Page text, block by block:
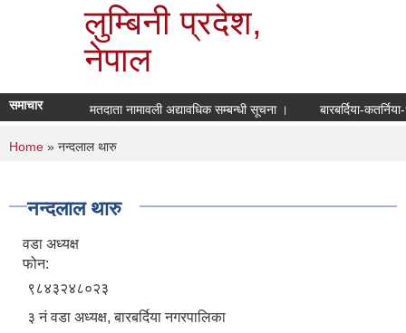
लुम्बिनी प्रदेश,
नेपाल
समाचार मतदाता नामावली अद्यावधिक सम्बन्धी सूचना । बारबर्दिया-
You are here
Home » नन्दलाल थारु
नन्दलाल थारु
वडा अध्यक्ष
फोन:
९८४३२४८०२३
३ नं वडा अध्यक्ष, बारबर्दिया नगरपालिका